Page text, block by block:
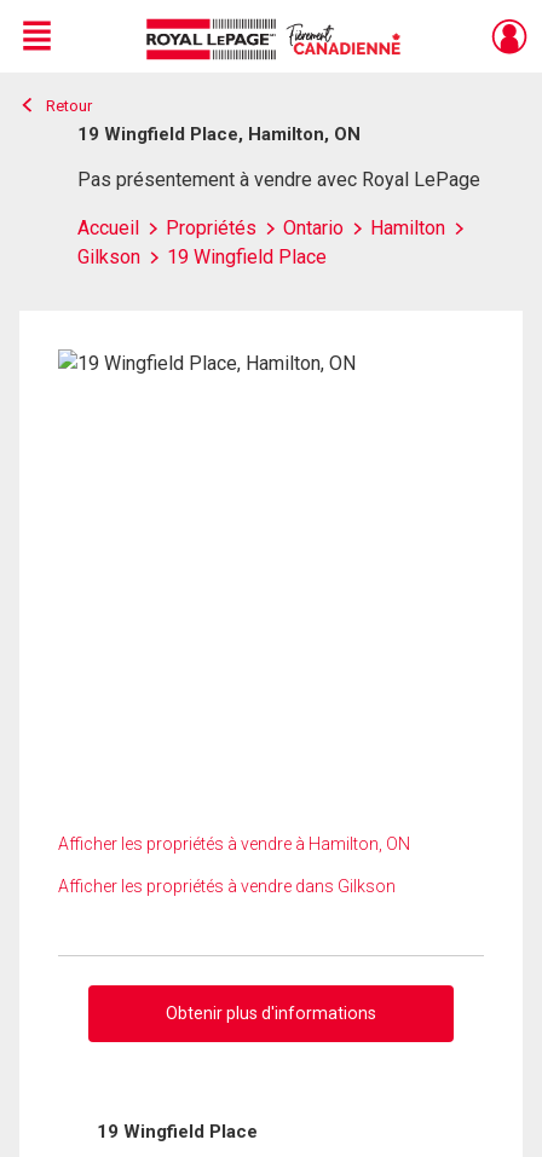
Live
En Direct
Menu
Retour
19 Wingfield Place, Hamilton, ON
Pas présentement à vendre avec Royal LePage
Accueil Propriétés Ontario
Hamilton
Gilkson
19 Wingfield Place
Afficher les propriétés à vendre à Hamilton, ON
Afficher les propriétés à vendre dans Gilkson
Obtenir plus d'informations
19 Wingfield Place